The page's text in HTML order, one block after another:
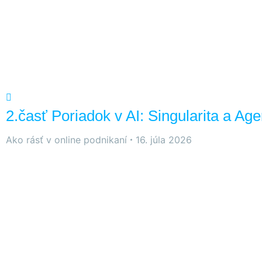
2.časť Poriadok v AI: Singularita a
Ako rásť v online podnikaní 16. júla 2026